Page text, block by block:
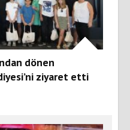
dönen
ziyaret etti